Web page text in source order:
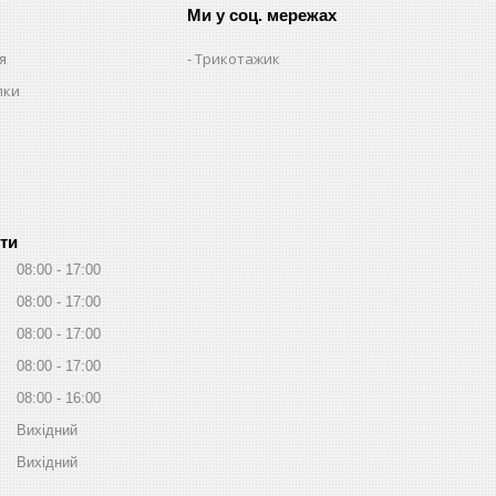
Ми у соц. мережах
Трикотажик
08:00
17:00
08:00
17:00
08:00
17:00
08:00
17:00
08:00
16:00
Вихідний
Вихідний